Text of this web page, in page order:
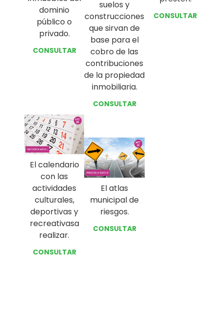
dominio
público o
privado.
CONSULTAR
suelos y
construcciones
que sirvan de
base para el
cobro de las
contribuciones
de la propiedad
inmobiliaria.
CONSULTAR
CONSULTAR
El calendario
con las
actividades
culturales,
deportivas y
recreativasa
realizar.
CONSULTAR
El atlas
municipal de
riesgos.
CONSULTAR